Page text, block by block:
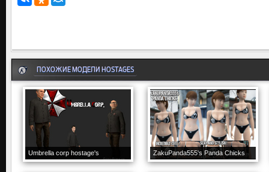
ПОХОЖИЕ МОДЕЛИ HOSTAGES
Umbrella corp hostage's ZakuPanda555's Panda Chicks